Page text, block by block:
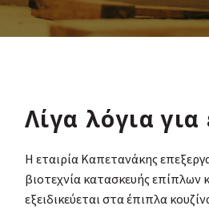
Λίγα λόγια
Η εταιρία Καπετανάκης
βιοτεχνία κατασκευής επίπλων
εξειδικεύεται στα έπιπλα